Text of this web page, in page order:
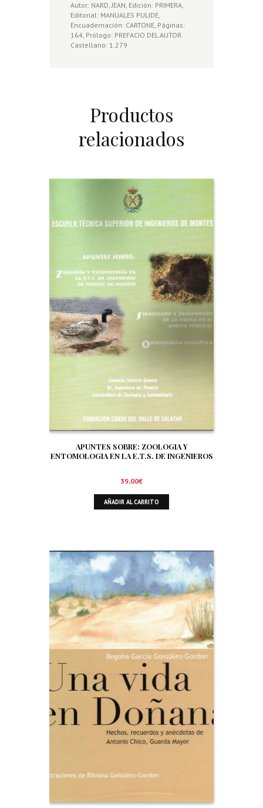
Autor: NARD, JEAN, Edición: PRIMERA,
Editorial: MANUALES PULIDE,
Encuadernación: CARTONE, Páginas:
164, Prólogo: PREFACIO DEL AUTOR.
Castellano: 1.279
Productos
relacionados
APUNTES SOBRE: ZOOLOGIA Y
ENTOMOLOGIA EN LA E.T.S. DE INGENIEROS
FORESTAL. ORNITOFAUNA CINEGETICA
39,00€
AÑADIR AL CARRITO